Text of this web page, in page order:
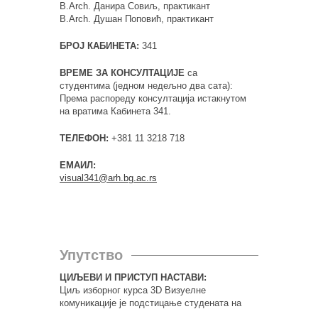
B.Arch. Данира Совиљ, практикант
B.Arch. Душан Поповић, практикант
БРОЈ КАБИНЕТА: 341
ВРЕМЕ ЗА КОНСУЛТАЦИЈЕ са
студентима (једном недељно два сата):
Према распореду консултација истакнутом
на вратима Кабинета 341.
ТЕЛЕФОН: +381 11 3218 718
ЕМАИЛ:
visual341@arh.bg.ac.rs
Упутство
ЦИЉЕВИ И ПРИСТУП НАСТАВИ:
Циљ изборног курса 3D Визуелне
комуникације је подстицање студената на